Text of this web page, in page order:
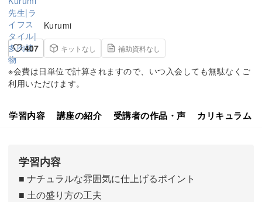
Kurumi
407
キットなし 補助資料なし
※会費は日単位で計算されますので、いつ入会しても無駄なくご
利用いただけます。
学習内容 講座の紹介 受講者の作品・声 カリキュラム
学習内容
■ ナチュラルな雰囲気に仕上げるポイント
■ 土の盛り方の工夫